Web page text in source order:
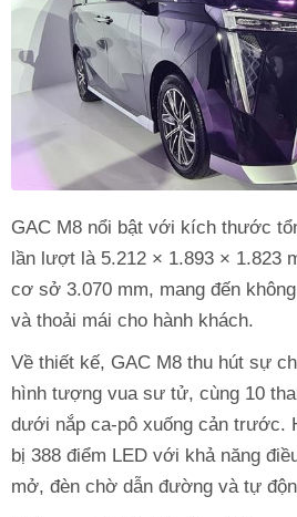
GAC M8 nổi bật với kích thước
lần lượt là 5.212 × 1.893 × 1.823
cơ sở 3.070 mm, mang đến
và thoải mái cho hành khách.
Về thiết kế, GAC M8 thu hút sự
hình tượng vua sư tử, cùng 10
dưới nắp ca-pô xuống cản trước.
bị 388 điểm LED với khả năng
mở, đèn chờ dẫn đường và tự